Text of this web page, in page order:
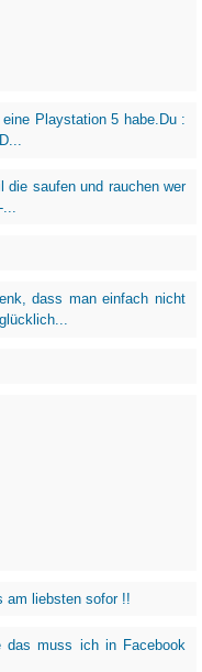
Playstation 5 habe.Du :
die saufen und rauchen wer
dass man einfach nicht
am liebsten sofor !!
muss ich in Facebook